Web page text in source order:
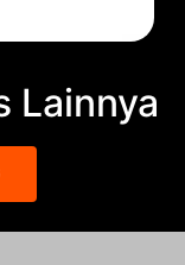
Lainnya